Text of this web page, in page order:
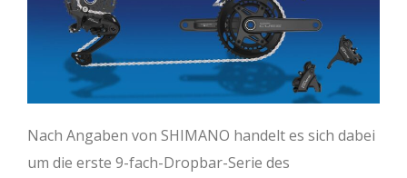
Nach Angaben von SHIMANO handelt es sich dabei
um die erste 9-fach-Dropbar-Serie des